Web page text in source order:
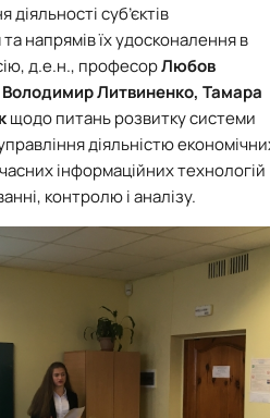
суб’єктів
напрямів їх удосконалення в
д.е.н., професорЛюбов
Володимир Литвиненко, Тамара
щодо питань розвитку системи
діяльністю
інформаційних технологій
контролю і аналізу.